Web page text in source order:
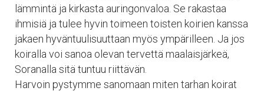
lämmintä ja kirkasta auringonvaloa. Se rakastaa
ihmisiä ja tulee hyvin toimeen toisten koirien kanssa
jakaen hyväntuulisuuttaan myös ympärilleen. Ja jos
koiralla voi sanoa olevan tervettä maalaisjärkeä,
Soranalla sitä tuntuu riittävän.
Harvoin pystymme sanomaan miten tarhan koirat